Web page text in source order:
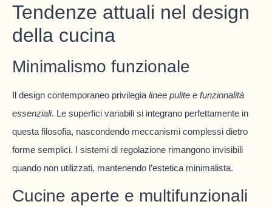
Tendenze attuali nel design
della cucina
Minimalismo funzionale
Il design contemporaneo privilegia linee pulite e funzionalità
essenziali. Le superfici variabili si integrano perfettamente in
questa filosofia, nascondendo meccanismi complessi dietro
forme semplici. I sistemi di regolazione rimangono invisibili
quando non utilizzati, mantenendo l’estetica minimalista.
Cucine aperte e multifunzionali